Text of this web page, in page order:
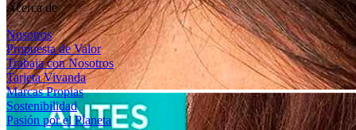
Acerca de
Nosotros
Propuesta de Valor
Trabaja con Nosotros
Tarjeta Vivanda
Marcas Propias
Sostenibilidad
Pasión por el Planeta